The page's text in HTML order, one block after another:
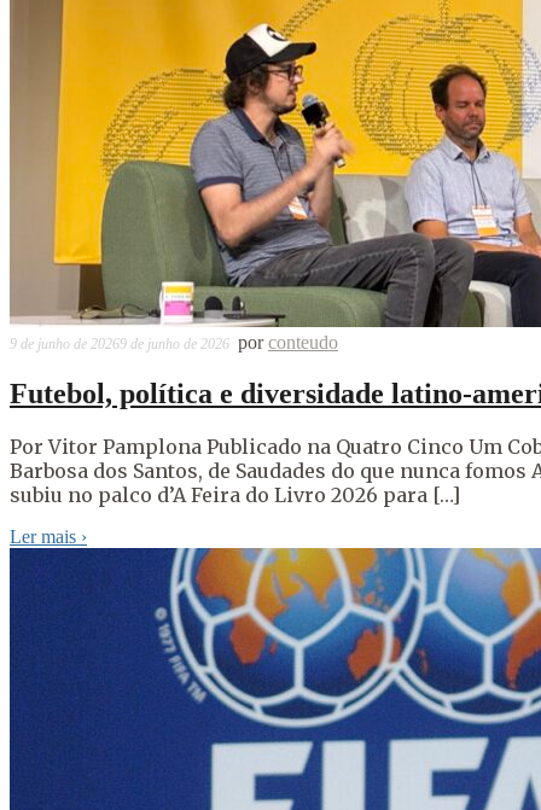
9 de junho de 20269 de junho de 2026 porconteudo
Futebol, política e diversidade latino-
Por Vitor Pamplona Publicado na Quatro Cinco Um
Barbosa dos Santos, de Saudades do que nunca
subiu no palco d’A Feira do Livro 2026 para […]
Ler mais ›